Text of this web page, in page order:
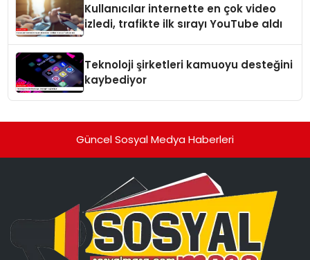
Kullanıcılar internette en çok video
izledi, trafikte ilk sırayı YouTube aldı
Teknoloji şirketleri kamuoyu desteğini
kaybediyor
Güncel Sosyal Medya Haberleri